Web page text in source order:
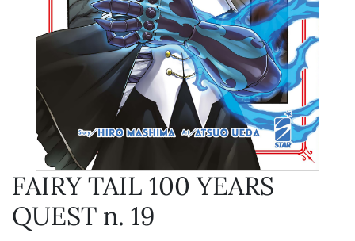
FAIRY TAIL 100 YEARS
QUEST n. 19